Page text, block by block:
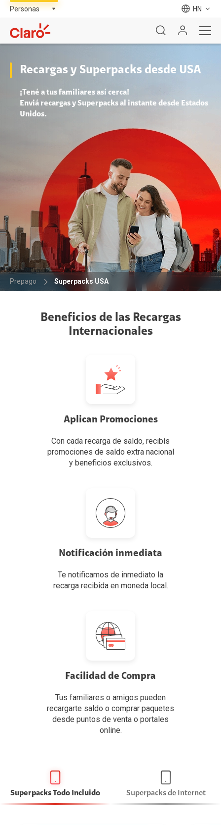
HN
Recargas y Superpacks desde USA
¡Tené a tus familiares así cerca!
Enviá recargas y Superpacks al instante desde Estados
Unidos.
Prepago Superpacks USA
Beneficios de las Recargas
Internacionales
Aplican Promociones
Con cada recarga de saldo, recibís
promociones de saldo extra nacional
y beneficios exclusivos.
Notificación inmediata
Te notificamos de inmediato la
recarga recibida en moneda local.
Facilidad de Compra
Tus familiares o amigos pueden
recargarte saldo o comprar paquetes
desde puntos de venta o portales
online.
Superpacks Todo Incluido Superpacks de Internet